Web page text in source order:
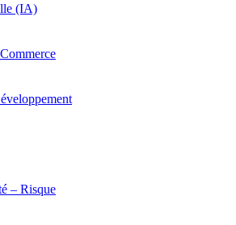
(IA)
– Risque